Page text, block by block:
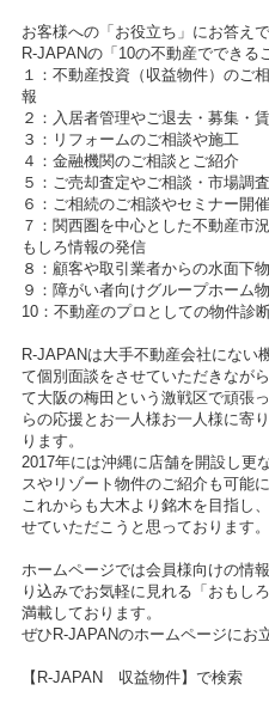
お客様への「お役立ち」にお答え
R-JAPANの「10の不動産でできる
１：不動産投資（収益物件）のご
報
２：入居者管理やご退去・募集・
３：リフォームのご相談や施工
４：金融機関のご相談とご紹介
５：ご売却査定やご相談・市場調査
６：ご相続のご相談やセミナー開催
７：関西圏を中心とした不動産市
もしろ情報の発信
８：顧客や取引業者からの水面下
９：障がい者向けグループホーム
10：不動産のプロとしての物件診
R-JAPANは大手不動産会社にない
て個別面談をさせていただきなが
て大阪の梅田という激戦区で頑張
らの応援とお一人様お一人様に寄
ります。
2017年には沖縄に店舗を開設し更
スやリゾート物件のご紹介も可能に
これからも大木より銘木を目指し
せていただこうと思っております。
ホームページでは会員様向けの情
り込みでお気軽に見れる「おもし
満載しております。
ぜひR-JAPANのホームページにお
【R-JAPAN 収益物件】で検索